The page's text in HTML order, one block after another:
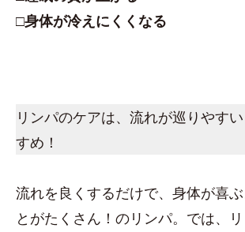
□身体が冷えにくくなる
リンパのケアは、流れが巡りやす
すめ！
流れを良くするだけで、身体が喜
とがたくさん！のリンパ。では、